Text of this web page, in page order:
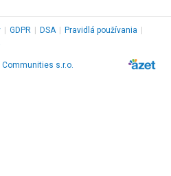
GDPR DSA Pravidlá používania
Communities s.r.o.